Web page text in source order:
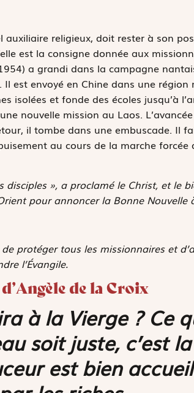
auxiliaire religieux, doit rester à son
est la consigne donnée aux
a grandi dans la campagne
est envoyé en Chine dans une
isolées et fonde des écoles jusqu’à
nouvelle mission au Laos.
il tombe dans une embuscade. Il
au cours de la marche
», a proclamé le Christ, et le
pour annoncer la Bonne
protéger tous les missionnaires et
l’Évangile.
de la Croix
à la Vierge ? Ce
soit juste, c’est
est bien